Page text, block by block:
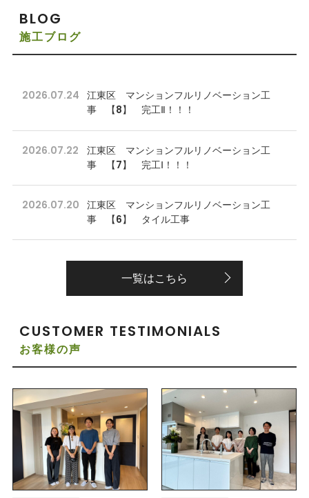
BLOG
施工ブログ
2026.07.24
江東区 マンションフルリノベーション工
事 【8】 完工Ⅱ！！！
2026.07.22
江東区 マンションフルリノベーション工
事 【7】 完工Ⅰ！！！
2026.07.20
江東区 マンションフルリノベーション工
事 【6】 タイル工事
一覧はこちら
CUSTOMER TESTIMONIALS
お客様の声